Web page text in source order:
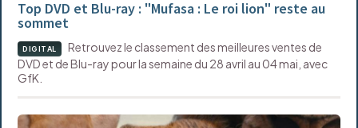
Top DVD et Blu-ray : "Mufasa : Le roi lion" reste au
sommet
DIGITAL
Retrouvez le classement des meilleures ventes de
DVD et de Blu-ray pour la semaine du 28 avril au 04 mai, avec
GfK.